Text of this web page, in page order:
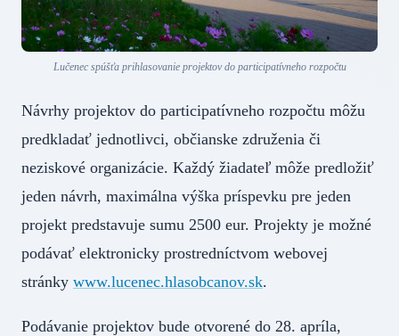
Lučenec spúšťa prihlasovanie projektov do participatívneho rozpočtu
Návrhy projektov do participatívneho rozpočtu môžu
predkladať jednotlivci, občianske združenia či
neziskové organizácie. Každý žiadateľ môže predložiť
jeden návrh, maximálna výška príspevku pre jeden
projekt predstavuje sumu 2500 eur. Projekty je možné
podávať elektronicky prostredníctvom webovej
stránky www.lucenec.hlasobcanov.sk.
Podávanie projektov bude otvorené do 28. apríla,